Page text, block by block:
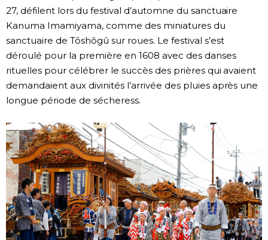
27, défilent lors du festival d’automne du sanctuaire
Kanuma Imamiyama, comme des miniatures du
sanctuaire de Tôshôgû sur roues. Le festival s’est
déroulé pour la première en 1608 avec des danses
rituelles pour célébrer le succès des prières qui avaient
demandaient aux divinités l’arrivée des pluies après une
longue période de sécheress.